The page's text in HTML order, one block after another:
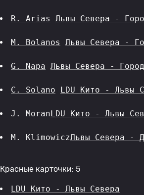
R. Arias Львы Севера -
M. Bolanos Львы Севера -
G. Napa Львы Севера -
C. Solano LDU Кито - Львы
J. MoranLDU Кито - Львы
M. KlimowiczЛьвы Севера -
Красные карточки: 5
LDU Кито - Львы Севера